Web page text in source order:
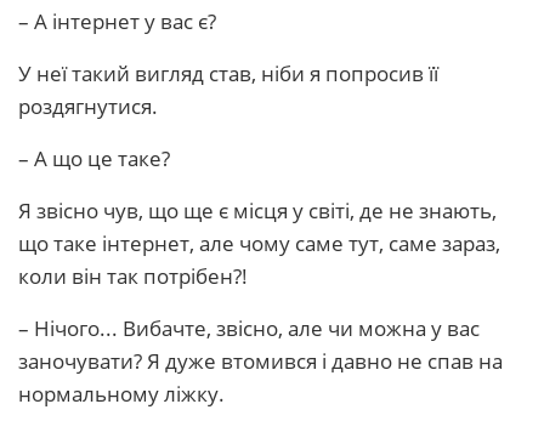
– А інтернет у вас є?
У неї такий вигляд став, ніби я попросив її
роздягнутися.
– А що це таке?
Я звісно чув, що ще є місця у світі, де не знають,
що таке інтернет, але чому саме тут, саме зараз,
коли він так потрібен?!
– Нічого... Вибачте, звісно, але чи можна у вас
заночувати? Я дуже втомився і давно не спав на
нормальному ліжку.